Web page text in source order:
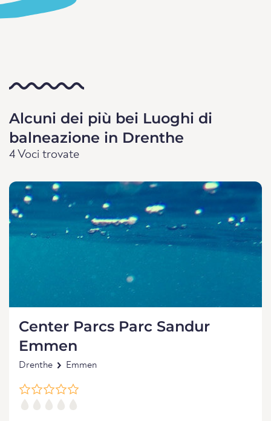
Alcuni dei più bei Luoghi di
balneazione in Drenthe
4 Voci trovate
Center Parcs Parc Sandur
Emmen
Drenthe Emmen